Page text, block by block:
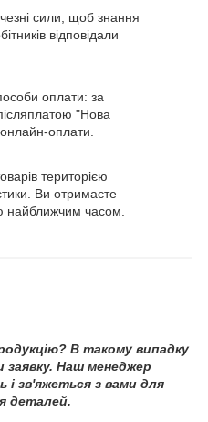
сили, щоб знання
відповідали
оплати: за
"Нова
оплати.
територією
Ви отримаєте
найближчим часом.
В такому випадку
Наш менеджер
і зв'яжеться з вами для
деталей.